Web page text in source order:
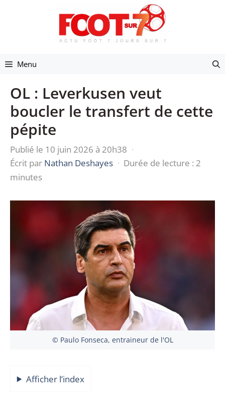
Menu
OL : Leverkusen veut
boucler le transfert de cette
pépite
Publié le 10 juin 2026 à 20h38 ·
Écrit par Nathan Deshayes · Durée de lecture : 2
minutes
© Paulo Fonseca, entraineur de l'OL
Afficher l’index